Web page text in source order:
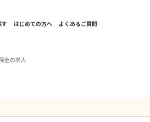
す はじめての方へ よくあるご質問
全の求人